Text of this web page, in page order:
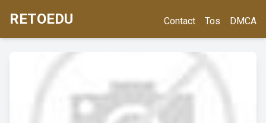
RETOEDU Contact Tos DMCA